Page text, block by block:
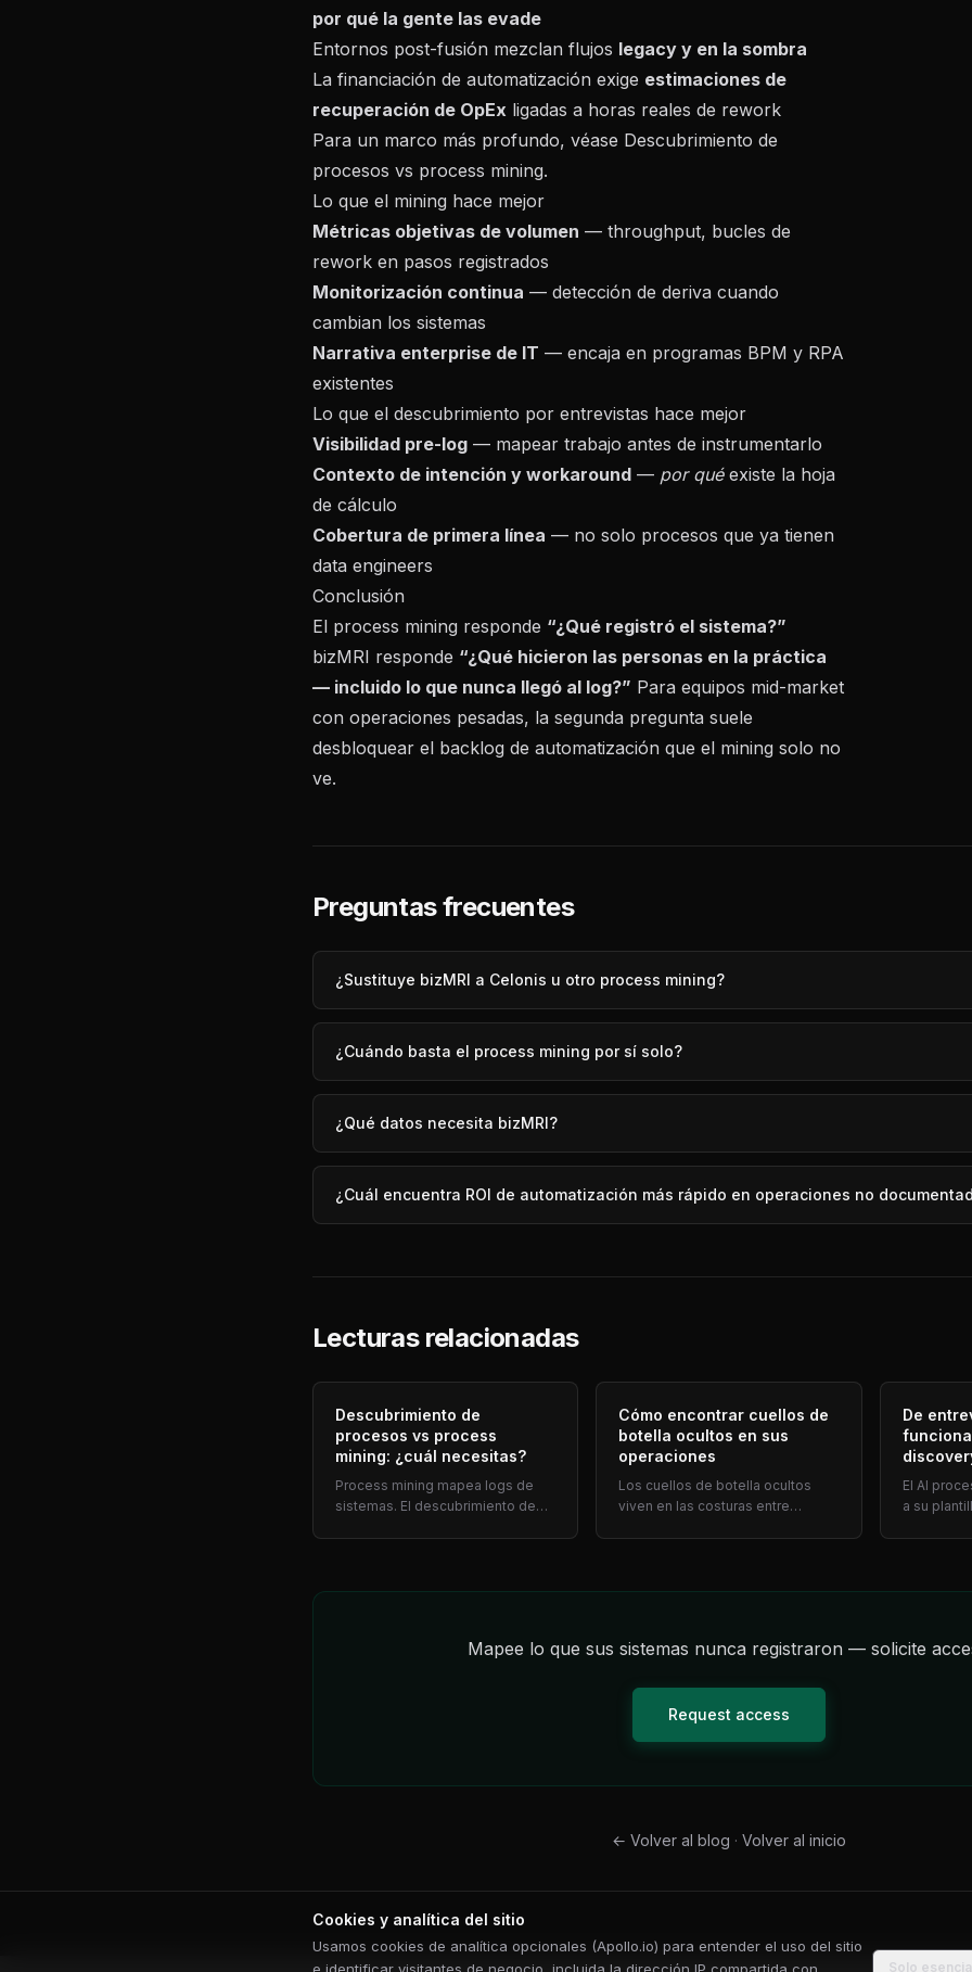
por qué la gente las evade
Entornos post-fusión mezclan flujos legacy y en la sombra
La financiación de automatización exige estimaciones de
recuperación de OpEx ligadas a horas reales de rework
Para un marco más profundo, véase Descubrimiento de
procesos vs process mining.
Lo que el mining hace mejor
Métricas objetivas de volumen — throughput, bucles de
rework en pasos registrados
Monitorización continua — detección de deriva cuando
cambian los sistemas
Narrativa enterprise de IT — encaja en programas BPM y RPA
existentes
Lo que el descubrimiento por entrevistas hace mejor
Visibilidad pre-log — mapear trabajo antes de instrumentarlo
Contexto de intención y workaround — por quéexiste la hoja
de cálculo
Cobertura de primera línea — no solo procesos que ya tienen
data engineers
Conclusión
El process mining responde “¿Qué registró el sistema?”
bizMRI responde “¿Qué hicieron las personas en la práctica
— incluido lo que nunca llegó al log?” Para equipos mid-market
con operaciones pesadas, la segunda pregunta suele
desbloquear el backlog de automatización que el mining solo no
ve.
Preguntas frecuentes
¿Sustituye bizMRI a Celonis u otro process mining?
¿Cuándo basta el process mining por sí solo?
¿Qué datos necesita bizMRI?
¿Cuál encuentra ROI de automatización más rápido en operaciones no
Lecturas relacionadas
Descubrimiento de
procesos vs process
mining: ¿cuál necesitas?
Process mining mapea logs de
sistemas. El descubrimiento de
cuándo ops mid-market necesitan
Cómo encontrar cuellos de
botella ocultos en sus
operaciones
Los cuellos de botella ocultos
viven en las costuras entre
prompts de entrevista para COOs.
De
El AI
a su
ROI en
Mapee lo que sus sistemas nunca registraron — solicite
Request access
← Volver al blog · Volver al inicio
Cookies y analítica del sitio
Usamos cookies de analítica opcionales (Apollo.io) para entender el uso del sitio
Solo